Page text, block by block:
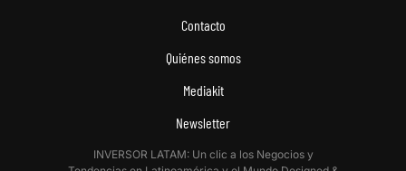
Contacto
Quiénes somos
Mediakit
Newsletter
INVERSOR LATAM: Un clic a los Negocios y